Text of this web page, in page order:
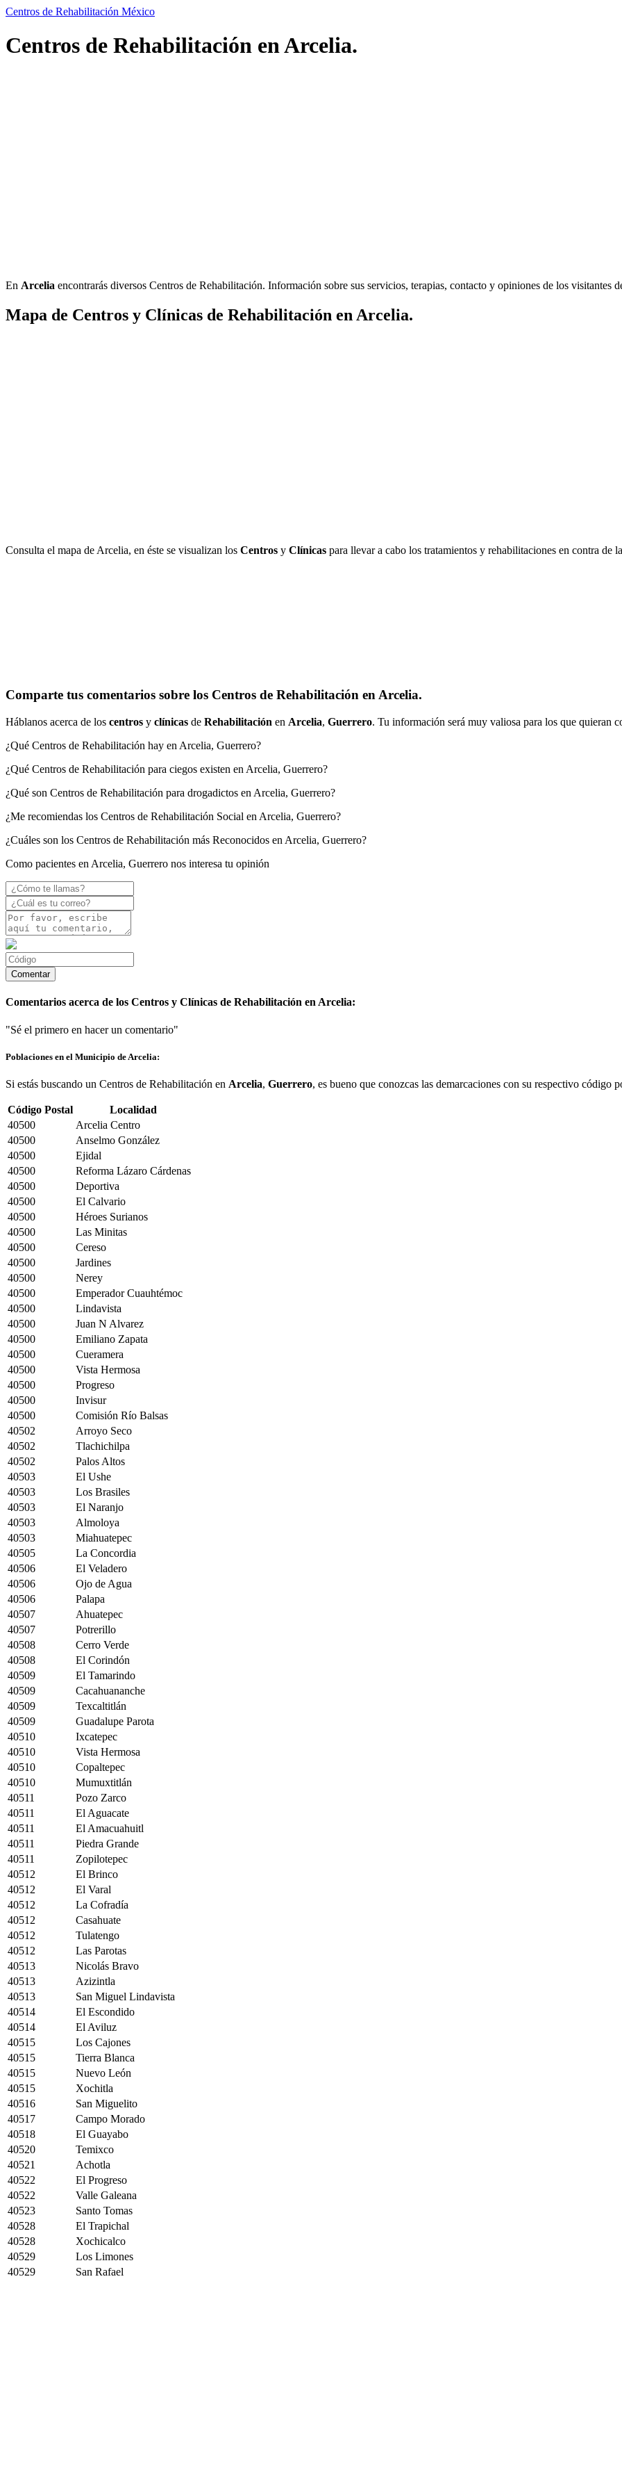
Centros de Rehabilitación México
Centros de Rehabilitación en Arcelia.
En Arcelia encontrarás diversos Centros de Rehabilitación. Información sobre sus servicios, terapias, contacto y opiniones de los visitantes
Mapa de Centros y Clínicas de Rehabilitación en Arcelia.
Consulta el mapa de Arcelia, en éste se visualizan los Centros y Clínicas para llevar a cabo los tratamientos y rehabilitaciones en contra de
Comparte tus comentarios sobre los Centros de Rehabilitación en Arcelia.
Háblanos acerca de los centros y clínicas de Rehabilitación en Arcelia, Guerrero. Tu información será muy valiosa para los que quieran
¿Qué Centros de Rehabilitación hay en Arcelia, Guerrero?
¿Qué Centros de Rehabilitación para ciegos existen en Arcelia, Guerrero?
¿Qué son Centros de Rehabilitación para drogadictos en Arcelia, Guerrero?
¿Me recomiendas los Centros de Rehabilitación Social en Arcelia, Guerrero?
¿Cuáles son los Centros de Rehabilitación más Reconocidos en Arcelia, Guerrero?
Como pacientes en Arcelia, Guerrero nos interesa tu opinión
Comentarios acerca de los Centros y Clínicas de Rehabilitación en Arcelia:
"Sé el primero en hacer un comentario"
Poblaciones en el Municipio de Arcelia:
Si estás buscando un Centros de Rehabilitación en Arcelia, Guerrero, es bueno que conozcas las demarcaciones con su respectivo código
Código Postal
Localidad
40500
Arcelia Centro
40500
Anselmo González
40500
Ejidal
40500
Reforma Lázaro Cárdenas
40500
Deportiva
40500
El Calvario
40500
Héroes Surianos
40500
Las Minitas
40500
Cereso
40500
Jardines
40500
Nerey
40500
Emperador Cuauhtémoc
40500
Lindavista
40500
Juan N Alvarez
40500
Emiliano Zapata
40500
Cueramera
40500
Vista Hermosa
40500
Progreso
40500
Invisur
40500
Comisión Río Balsas
40502
Arroyo Seco
40502
Tlachichilpa
40502
Palos Altos
40503
El Ushe
40503
Los Brasiles
40503
El Naranjo
40503
Almoloya
40503
Miahuatepec
40505
La Concordia
40506
El Veladero
40506
Ojo de Agua
40506
Palapa
40507
Ahuatepec
40507
Potrerillo
40508
Cerro Verde
40508
El Corindón
40509
El Tamarindo
40509
Cacahuananche
40509
Texcaltitlán
40509
Guadalupe Parota
40510
Ixcatepec
40510
Vista Hermosa
40510
Copaltepec
40510
Mumuxtitlán
40511
Pozo Zarco
40511
El Aguacate
40511
El Amacuahuitl
40511
Piedra Grande
40511
Zopilotepec
40512
El Brinco
40512
El Varal
40512
La Cofradía
40512
Casahuate
40512
Tulatengo
40512
Las Parotas
40513
Nicolás Bravo
40513
Azizintla
40513
San Miguel Lindavista
40514
El Escondido
40514
El Aviluz
40515
Los Cajones
40515
Tierra Blanca
40515
Nuevo León
40515
Xochitla
40516
San Miguelito
40517
Campo Morado
40518
El Guayabo
40520
Temixco
40521
Achotla
40522
El Progreso
40522
Valle Galeana
40523
Santo Tomas
40528
El Trapichal
40528
Xochicalco
40529
Los Limones
40529
San Rafael